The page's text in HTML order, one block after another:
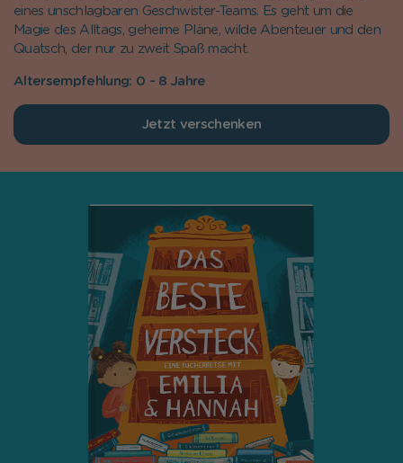
eines unschlagbaren Geschwister-Teams. Es geht um die
Magie des Alltags, geheime Pläne, wilde Abenteuer und den
Quatsch, der nur zu zweit Spaß macht.
Altersempfehlung: 0 - 8 Jahre
Jetzt verschenken